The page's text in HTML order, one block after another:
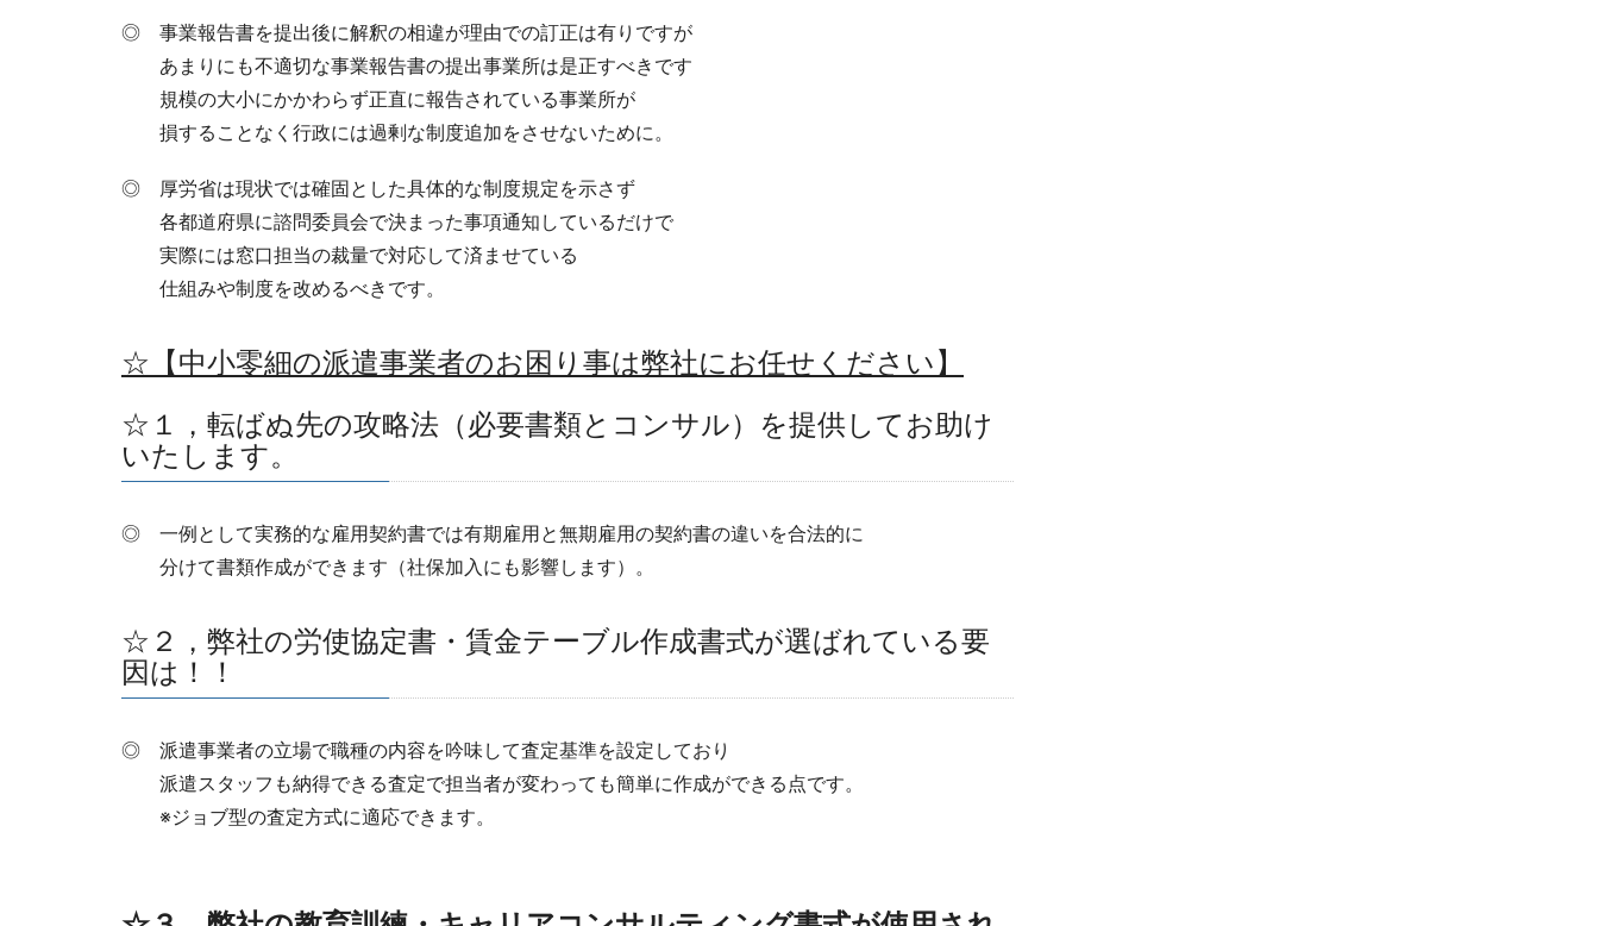
◎ 事業報告書を提出後に解釈の相違が理由での訂正は有りですが
あまりにも不適切な事業報告書の提出事業所は是正すべきです
規模の大小にかかわらず正直に報告されている事業所が
損することなく行政には過剰な制度追加をさせないために。
◎ 厚労省は現状では確固とした具体的な制度規定を示さず
各都道府県に諮問委員会で決まった事項通知しているだけで
実際には窓口担当の裁量で対応して済ませている
仕組みや制度を改めるべきです。
☆【中小零細の派遣事業者のお困り事は弊社にお任せください】
☆１，転ばぬ先の攻略法（必要書類とコンサル）を提供してお助け
いたします。
◎ 一例として実務的な雇用契約書では有期雇用と無期雇用の契約書の違いを合法的に
分けて書類作成ができます（社保加入にも影響します）。
☆２，弊社の労使協定書・賃金テーブル作成書式が選ばれている要
因は！！
◎ 派遣事業者の立場で職種の内容を吟味して査定基準を設定しており
派遣スタッフも納得できる査定で担当者が変わっても簡単に作成ができる点です。
※ジョブ型の査定方式に適応できます。